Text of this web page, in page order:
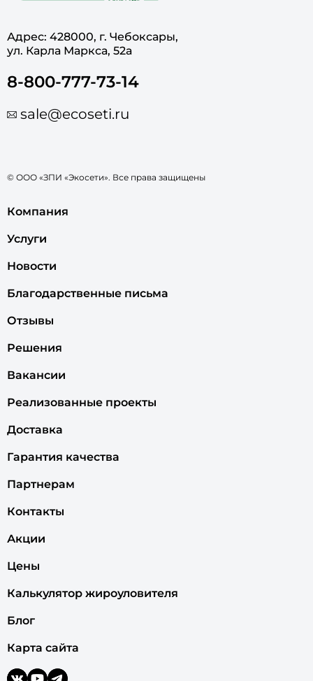
Адрес: 428000, г. Чебоксары,
ул. Карла Маркса, 52а
8-800-777-73-14
sale@ecoseti.ru
© ООО «ЗПИ «Экосети». Все права защищены
Компания
Услуги
Новости
Благодарственные письма
Отзывы
Решения
Вакансии
Реализованные проекты
Доставка
Гарантия качества
Партнерам
Контакты
Акции
Цены
Калькулятор жироуловителя
Блог
Карта сайта